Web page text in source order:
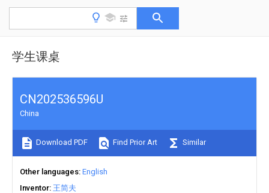
学生课桌
CN202536596U
China
Download PDF Find Prior Art Similar
Other languages English
Inventor 王简夫